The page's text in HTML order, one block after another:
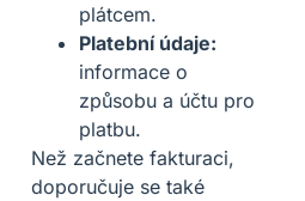
plátcem.
Platební údaje:
informace o
způsobu a účtu pro
platbu.
Než začnete fakturaci,
doporučuje se také